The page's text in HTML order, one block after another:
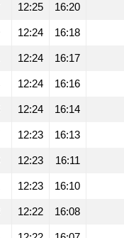
12:25 16:20
12:24 16:18
12:24 16:17
12:24 16:16
12:24 16:14
12:23 16:13
12:23 16:11
12:23 16:10
12:22 16:08